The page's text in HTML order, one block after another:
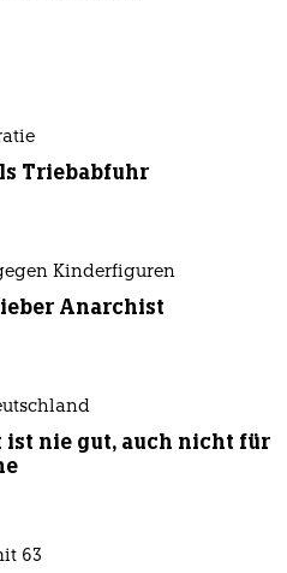
Triebabfuhr
Kinderfiguren
Anarchist
ist nie gut, auch nicht für
63